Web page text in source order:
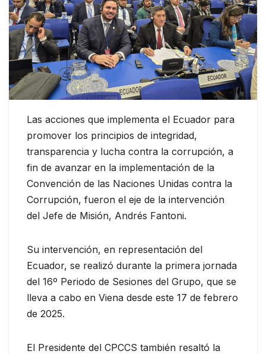
Las acciones que implementa el Ecuador para
promover los principios de integridad,
transparencia y lucha contra la corrupción, a
fin de avanzar en la implementación de la
Convención de las Naciones Unidas contra la
Corrupción, fueron el eje de la intervención
del Jefe de Misión, Andrés Fantoni.
Su intervención, en representación del
Ecuador, se realizó durante la primera jornada
del 16º Periodo de Sesiones del Grupo, que se
lleva a cabo en Viena desde este 17 de febrero
de 2025.
El Presidente del CPCCS también resaltó la